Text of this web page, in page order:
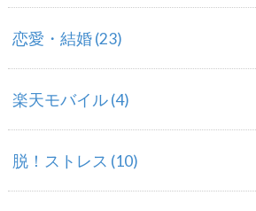
恋愛・結婚(23)
楽天モバイル(4)
脱！ストレス (10)